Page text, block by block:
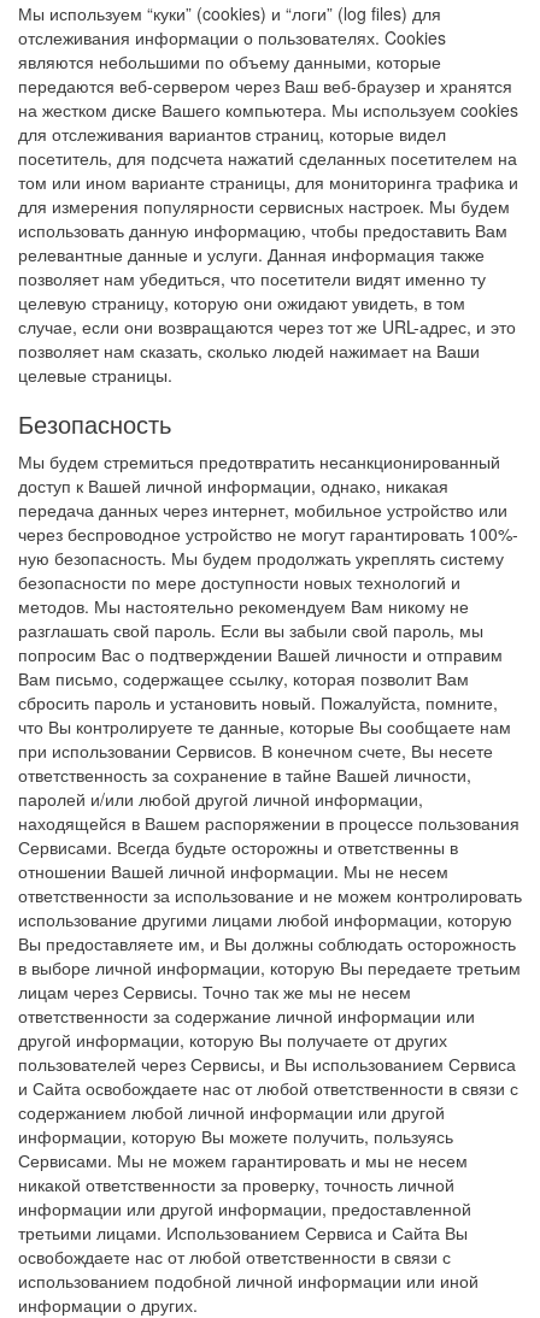
Мы используем “куки” (cookies) и “логи” (log files) для
отслеживания информации о пользователях. Cookies
являются небольшими по объему данными, которые
передаются веб-сервером через Ваш веб-браузер и хранятся
на жестком диске Вашего компьютера. Мы используем cookies
для отслеживания вариантов страниц, которые видел
посетитель, для подсчета нажатий сделанных посетителем на
том или ином варианте страницы, для мониторинга трафика и
для измерения популярности сервисных настроек. Мы будем
использовать данную информацию, чтобы предоставить Вам
релевантные данные и услуги. Данная информация также
позволяет нам убедиться, что посетители видят именно ту
целевую страницу, которую они ожидают увидеть, в том
случае, если они возвращаются через тот же URL-адрес, и это
позволяет нам сказать, сколько людей нажимает на Ваши
целевые страницы.
Безопасность
Мы будем стремиться предотвратить несанкционированный
доступ к Вашей личной информации, однако, никакая
передача данных через интернет, мобильное устройство или
через беспроводное устройство не могут гарантировать 100%-
ную безопасность. Мы будем продолжать укреплять систему
безопасности по мере доступности новых технологий и
методов. Мы настоятельно рекомендуем Вам никому не
разглашать свой пароль. Если вы забыли свой пароль, мы
попросим Вас о подтверждении Вашей личности и отправим
Вам письмо, содержащее ссылку, которая позволит Вам
сбросить пароль и установить новый. Пожалуйста, помните,
что Вы контролируете те данные, которые Вы сообщаете нам
при использовании Сервисов. В конечном счете, Вы несете
ответственность за сохранение в тайне Вашей личности,
паролей и/или любой другой личной информации,
находящейся в Вашем распоряжении в процессе пользования
Сервисами. Всегда будьте осторожны и ответственны в
отношении Вашей личной информации. Мы не несем
ответственности за использование и не можем контролировать
использование другими лицами любой информации, которую
Вы предоставляете им, и Вы должны соблюдать осторожность
в выборе личной информации, которую Вы передаете третьим
лицам через Сервисы. Точно так же мы не несем
ответственности за содержание личной информации или
другой информации, которую Вы получаете от других
пользователей через Сервисы, и Вы использованием Сервиса
и Сайта освобождаете нас от любой ответственности в связи с
содержанием любой личной информации или другой
информации, которую Вы можете получить, пользуясь
Сервисами. Мы не можем гарантировать и мы не несем
никакой ответственности за проверку, точность личной
информации или другой информации, предоставленной
третьими лицами. Использованием Сервиса и Сайта Вы
освобождаете нас от любой ответственности в связи с
использованием подобной личной информации или иной
информации о других.